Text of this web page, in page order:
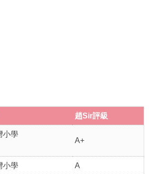
趙Sir評級
小學
A+
小學 A